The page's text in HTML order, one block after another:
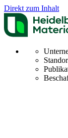
Direkt zum Inhalt